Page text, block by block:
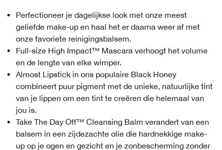
Perfectioneer je dagelijkse look met onze meest
geliefde make-up en haal het er daarna weer af met
onze favoriete reinigingsbalsem.
Full-size High Impact™ Mascara verhoogt het volume
en de lengte van elke wimper.
Almost Lipstick in ons populaire Black Honey
combineert puur pigment met de unieke, natuurlijke tint
van je lippen om een tint te creëren die helemaal van
jou is.
Take The Day Off™ Cleansing Balm verandert van een
balsem in een zijdezachte olie die hardnekkige make-
up op je ogen en gezicht en je zonbescherming zonder